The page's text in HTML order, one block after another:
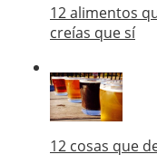
12 alimentos
creías que sí
12 cosas que